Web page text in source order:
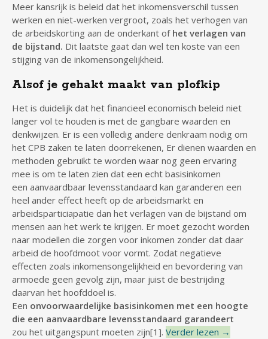
Meer kansrijk is beleid dat het inkomensverschil tussen
werken en niet-werken vergroot, zoals het verhogen van
de arbeidskorting aan de onderkant of het verlagen van
de bijstand. Dit laatste gaat dan wel ten koste van een
stijging van de inkomensongelijkheid.
Alsof je gehakt maakt van plofkip
Het is duidelijk dat het financieel economisch beleid niet
langer vol te houden is met de gangbare waarden en
denkwijzen. Er is een volledig andere denkraam nodig om
het CPB zaken te laten doorrekenen, Er dienen waarden en
methoden gebruikt te worden waar nog geen ervaring
mee is om te laten zien dat een echt basisinkomen
een aanvaardbaar levensstandaard kan garanderen een
heel ander effect heeft op de arbeidsmarkt en
arbeidsparticiapatie dan het verlagen van de bijstand om
mensen aan het werk te krijgen. Er moet gezocht worden
naar modellen die zorgen voor inkomen zonder dat daar
arbeid de hoofdmoot voor vormt. Zodat negatieve
effecten zoals inkomensongelijkheid en bevordering van
armoede geen gevolg zijn, maar juist de bestrijding
daarvan het hoofddoel is.
Een onvoorwaardelijke basisinkomen met een hoogte
die een aanvaardbare levensstandaard garandeert
zou het uitgangspunt moeten zijn[1]. Verder lezen →